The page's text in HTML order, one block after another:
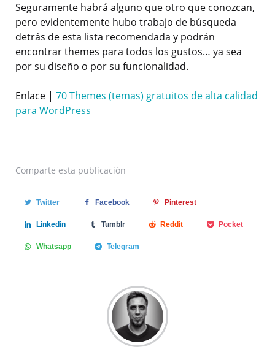
Seguramente habrá alguno que otro que conozcan,
pero evidentemente hubo trabajo de búsqueda
detrás de esta lista recomendada y podrán
encontrar themes para todos los gustos… ya sea
por su diseño o por su funcionalidad.
Enlace | 70 Themes (temas) gratuitos de alta calidad
para WordPress
Comparte esta publicación
Twitter Facebook Pinterest
Linkedin Tumblr Reddit Pocket
Whatsapp Telegram